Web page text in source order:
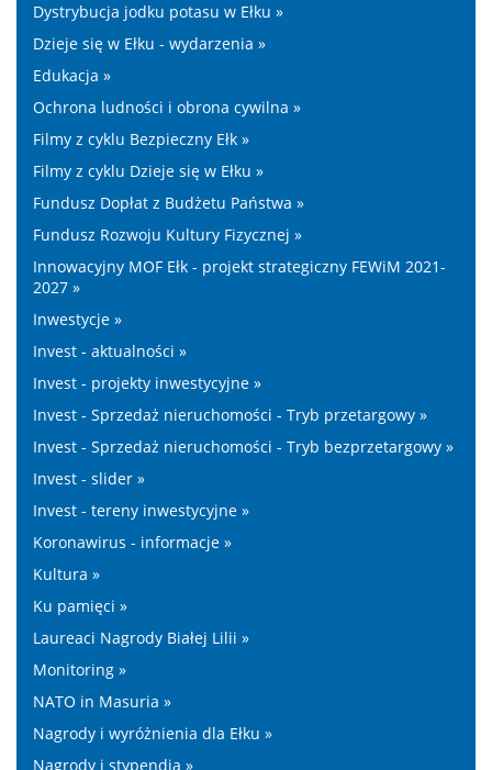
Dystrybucja jodku potasu w Ełku »
Dzieje się w Ełku - wydarzenia »
Edukacja »
Ochrona ludności i obrona cywilna »
Filmy z cyklu Bezpieczny Ełk »
Filmy z cyklu Dzieje się w Ełku »
Fundusz Dopłat z Budżetu Państwa »
Fundusz Rozwoju Kultury Fizycznej »
Innowacyjny MOF Ełk - projekt strategiczny FEWiM 2021-
2027 »
Inwestycje »
Invest - aktualności »
Invest - projekty inwestycyjne »
Invest - Sprzedaż nieruchomości - Tryb przetargowy »
Invest - Sprzedaż nieruchomości - Tryb bezprzetargowy »
Invest - slider »
Invest - tereny inwestycyjne »
Koronawirus - informacje »
Kultura »
Ku pamięci »
Laureaci Nagrody Białej Lilii »
Monitoring »
NATO in Masuria »
Nagrody i wyróżnienia dla Ełku »
Nagrody i stypendia »